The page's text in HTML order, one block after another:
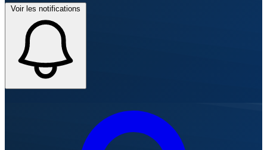
Voir les notifications